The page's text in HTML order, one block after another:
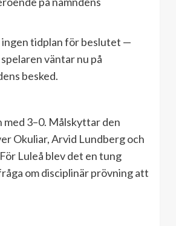
ingen tidplan för beslutet —
väntar nu på
besked.
med 3–0. Målskyttar den
Okuliar, Arvid Lundberg och
Luleå blev det en tung
om disciplinär prövning att